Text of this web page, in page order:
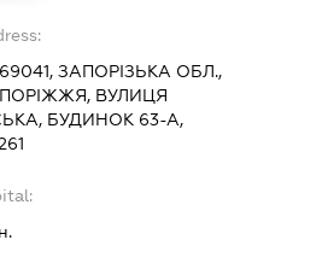
ЗАПОРІЗЬКА ОБЛ.,
ВУЛИЦЯ
БУДИНОК 63-А,